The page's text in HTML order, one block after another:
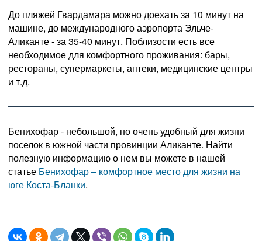
До пляжей Гвардамара можно доехать за 10 минут на
машине, до международного аэропорта Эльче-
Аликанте - за 35-40 минут. Поблизости есть все
необходимое для комфортного проживания: бары,
рестораны, супермаркеты, аптеки, медицинские центры
и т.д.
Бенихофар - небольшой, но очень удобный для жизни
поселок в южной части провинции Аликанте. Найти
полезную информацию о нем вы можете в нашей
статье Бенихофар – комфортное место для жизни на
юге Коста-Бланки.